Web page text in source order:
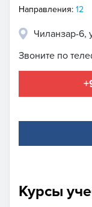
Направления: 12
Чиланзар-6,
Звоните по
Курсы